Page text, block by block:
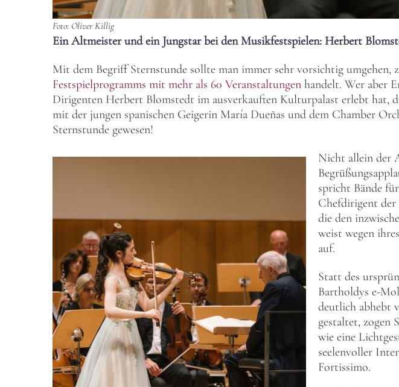
Foto: Oliver Killig
Ein Altmeister und ein Jungstar bei den Musikfestspielen: Herbert
Mit dem Begriff Sternstunde sollte man immer sehr vorsichtig umgehen,
Festspielprogramms mit mehr als 60 Veranstaltungen handelt. Wer aber
Dirigenten Herbert Blomstedt im ausverkauften Kulturpalast erlebt hat,
mit der jungen spanischen Geigerin María Dueñas und dem Chamber
Sternstunde gewesen!
Nicht allein der
spricht Bände
Chefdirigent der
die den
weist wegen ihres
auf.
Statt des
Bartholdys e-
deutlich abhebt
gestaltet, zogen
wie eine
seelenvoller
Fortissimo.